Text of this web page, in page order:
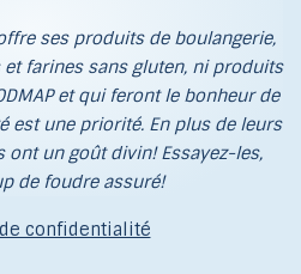
ses produits de boulangerie,
farines sans gluten, ni produits
et qui feront le bonheur de
est une priorité. En plus de leurs
ont un goût divin! Essayez-les,
de foudre assuré!
confidentialité